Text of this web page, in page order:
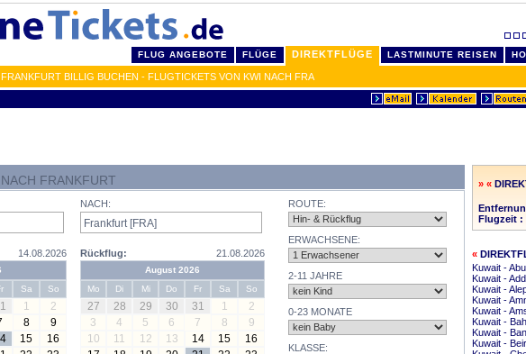
FLUG ANGEBOTE FLÜGE DIREKTFLÜGE LASTMINUTE REISEN
BILLIG BUCHEN - FLUGTICKETS VON KWI NACH FRA
FRANKFURT
14.08.2026
Sa So
1
2
8
9
15
16
NACH:
Rückflug: 21.08.2026
August 2026
Mo
Di Mi Do Fr Sa So
27 28 29 30 31 1
2
3
4 5 6 7 8
9
10
11 12 13 14 15
16
ROUTE:
ERWACHSENE:
2-11 JAHRE
0-23 MONATE
KLASSE:
» «
Flugzeit :
«
Kuwait -
Kuwait -
Kuwait -
Kuwait -
Kuwait -
Kuwait -
Kuwait -
Kuwait -